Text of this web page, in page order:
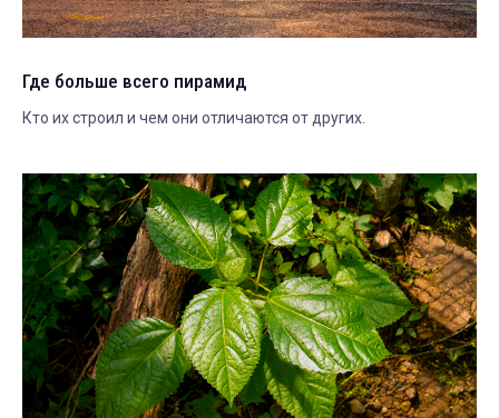
Где больше всего пирамид
Кто их строил и чем они отличаются от других.